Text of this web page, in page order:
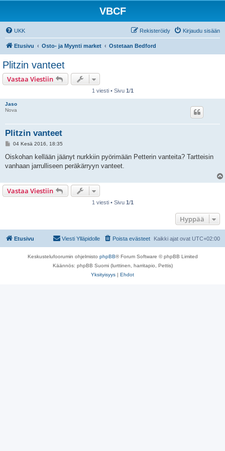
VBCF
UKK Kirjaudu sisään
Rekisteröidy
Etusivu Osto- ja Myynti market Ostetaan Bedford
Plitzin vanteet
Vastaa Viestiin
1 viesti • Sivu 1/1
Jaso
Nova
Plitzin vanteet
V
e
t
04 Kesä 2016, 18:35
Oiskohan kellään jäänyt nurkkiin pyörimään Petterin vanteita? Tartteisin
vanhaan jarrulliseen peräkärryyn vanteet.
Vastaa Viestiin
1 viesti • Sivu 1/1
Hyppää
Etusivu Kaikki ajat ovat UTC+02:00
Poista evästeet
Viesti Ylläpidolle
Keskustelufoorumin ohjelmisto phpBB® Forum Software © phpBB Limited
Käännös: phpBB Suomi (lurttinen, harritapio, Pettis)
Yksityisyys | Ehdot